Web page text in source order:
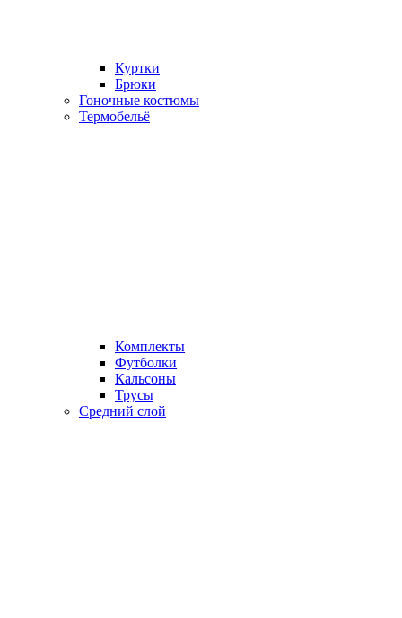
Куртки
Брюки
Гоночные костюмы
Термобельё
Комплекты
Футболки
Кальсоны
Трусы
Средний слой